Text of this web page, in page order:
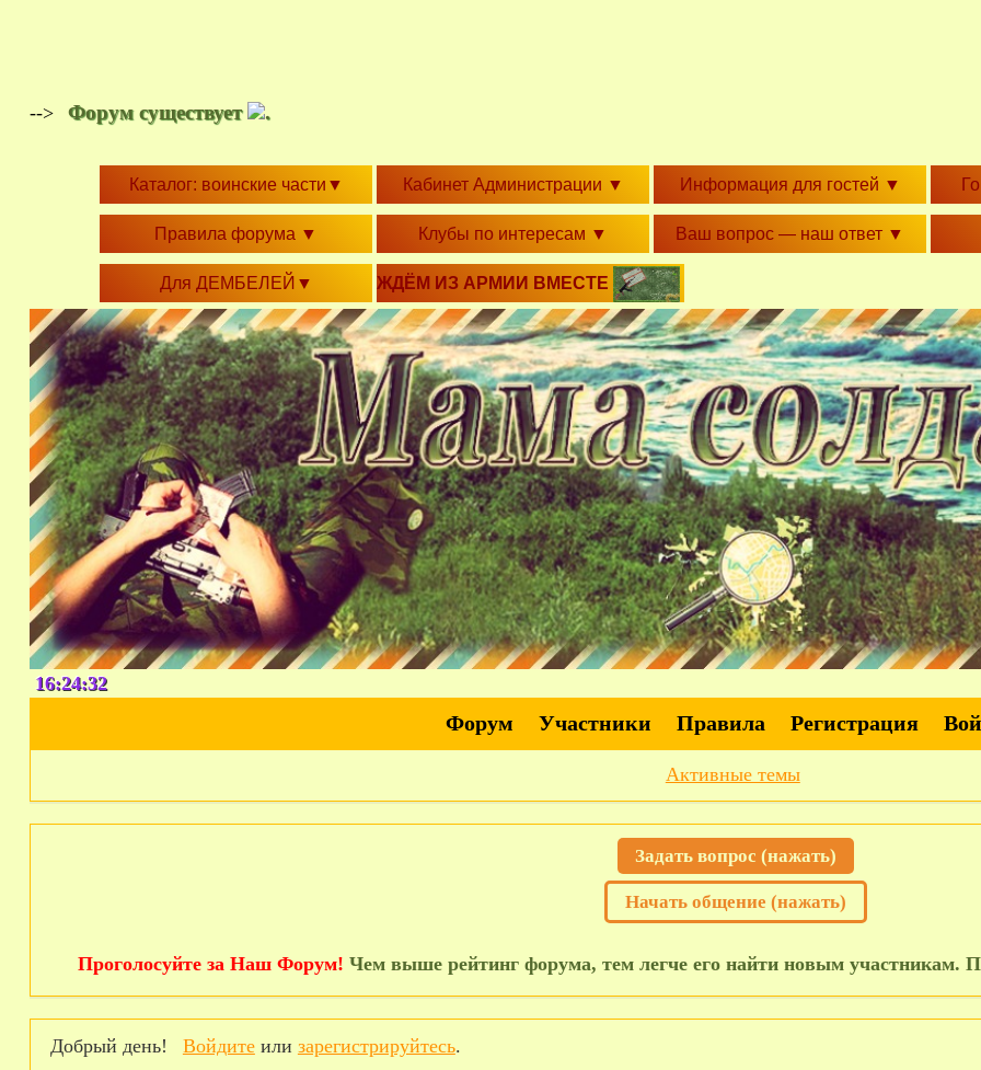
--> Форум существует .
Каталог: воинские части ▼ Кабинет Администрации ▼ Информация для гостей ▼
Правила форума ▼ Клубы по интересам ▼ Ваш вопрос — наш ответ ▼
Для ДЕМБЕЛЕЙ ▼ ЖДЁМ ИЗ АРМИИ ВМЕСТЕ
16:24:33
Форум Участники Правила Регистрация
Активные темы
Задать вопрос (нажать)
Начать общение (нажать)
Проголосуйте за Наш Форум! Чем выше рейтинг форума, тем легче его найти новым участникам.
Добрый день! Войдитеили зарегистрируйтесь.